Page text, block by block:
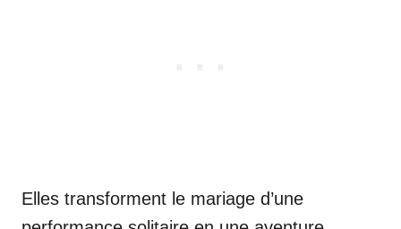
Elles transforment le mariage d’une